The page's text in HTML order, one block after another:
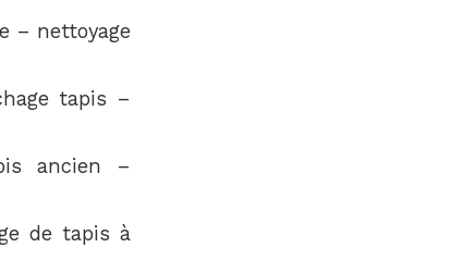
– nettoyage
tapis –
ancien –
de tapis à